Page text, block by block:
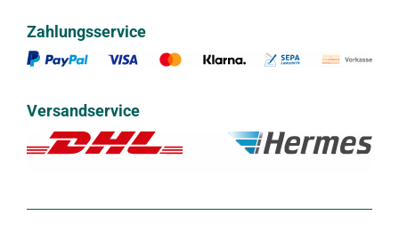
Zahlungsservice
Versandservice